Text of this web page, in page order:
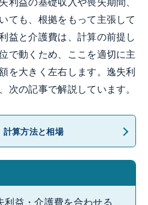
ても、根拠をもって主張して
益と介護費は、計算の前提し
で動くため、ここを適切に主
を大きく左右します。逸失利
次の記事で解説しています。
計算方法と相場
利益・介護費を合わせる